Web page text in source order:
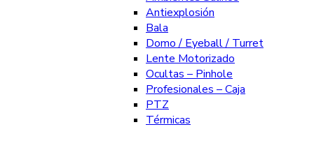
Antiexplosión
Bala
Domo / Eyeball / Turret
Lente Motorizado
Ocultas – Pinhole
Profesionales – Caja
PTZ
Térmicas